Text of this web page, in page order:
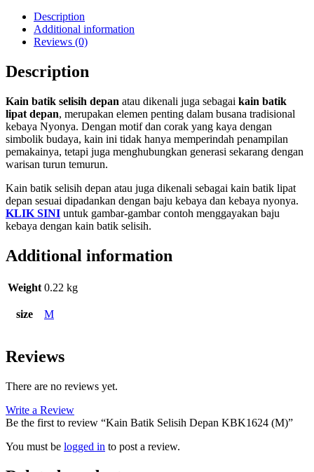
Description
Additional information
Reviews (0)
Description
Kain batik selisih depan atau dikenali juga sebagai kain batik
lipat depan, merupakan elemen penting dalam busana tradisional
kebaya Nyonya. Dengan motif dan corak yang kaya dengan
simbolik budaya, kain ini tidak hanya memperindah penampilan
pemakainya, tetapi juga menghubungkan generasi sekarang dengan
warisan turun temurun.
Kain batik selisih depan atau juga dikenali sebagai kain batik lipat
depan sesuai dipadankan dengan baju kebaya dan kebaya nyonya.
KLIK SINI untuk gambar-gambar contoh menggayakan baju
kebaya dengan kain batik selisih.
Additional information
Weight 0.22 kg
size M
Reviews
There are no reviews yet.
Write a Review
Be the first to review “Kain Batik Selisih Depan KBK1624 (M)”
You must be logged in to post a review.